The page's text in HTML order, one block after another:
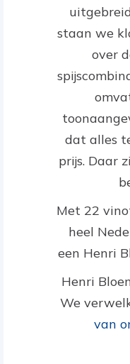
staan we
over
dat alles
prijs. Daar
Met 22
heel
een Henri
Henri
We
van